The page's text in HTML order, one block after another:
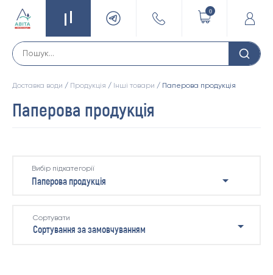
0
Доставка води / Продукція / Інші товари / Паперова продукція
Паперова продукція
Вибір підкатегорії
Паперова продукція
Акції
Сортувати